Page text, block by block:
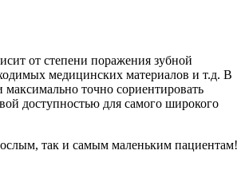
от степени поражения зубной
медицинских материалов и т.д. В
точно сориентировать
доступностью для самого широкого
так и самым маленьким пациентам!